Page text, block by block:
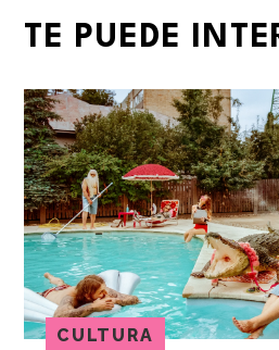
TE PUEDE
CULTURA